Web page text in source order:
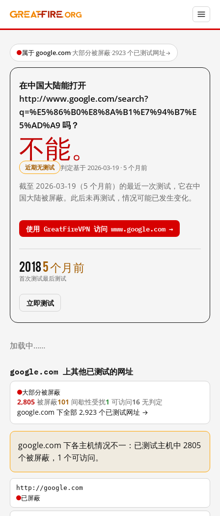
属于 google.com·大部分被屏蔽·2923 个已测试网址→
在中国大陆能打开
http://www.google.com/search?
q=%E5%86%B0%E8%8A%B1%E7%94%B7%E
5%AD%A9 吗？
不能。
近期无测试 判定基于 2026-03-19 · 5 个月前
截至 2026-03-19（5 个月前）的最近一次测试，它在中
国大陆被屏蔽。此后未再测试，情况可能已发生变化。
使用 GreatFireVPN 访问 www.google.com →
2018
首次测试
5 个月前
最后测试
立即测试
加载中……
google.com 上其他已测试的网址
大部分被屏蔽
2,805 被屏蔽101 间歇性受扰1 可访问16 无判定
google.com 下全部 2,923 个已测试网址 →
google.com 下各主机情况不一：已测试主机中 2805
个被屏蔽，1 个可访问。
http://google.com
已屏蔽